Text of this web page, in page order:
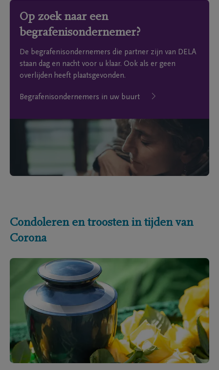
Op zoek naar een
begrafenisondernemer?
De begrafenisondernemers die partner zijn van DELA
staan dag en nacht voor u klaar. Ook als er geen
overlijden heeft plaatsgevonden.
Begrafenisondernemers in uw buurt
Condoleren en troosten in tijden van
Corona